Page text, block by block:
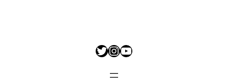
Twitter
Instagram
YouTube